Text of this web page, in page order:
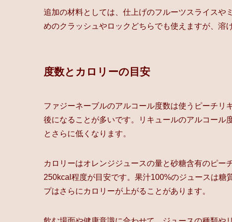
追加の材料としては、仕上げのフルーツスライスや
めのクラッシュやロックどちらでも使えますが、溶
度数とカロリーの目安
ファジーネーブルのアルコール度数は使うピーチ
後になることが多いです。リキュールのアルコール
とさらに低くなります。
カロリーはオレンジジュースの量と砂糖含有のピ
250kcal程度が目安です。果汁100%のジュースは糖
プはさらにカロリーが上がることがあります。